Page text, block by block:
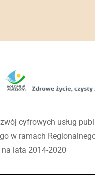
cyfrowych usług
w ramach
lata 2014-2020